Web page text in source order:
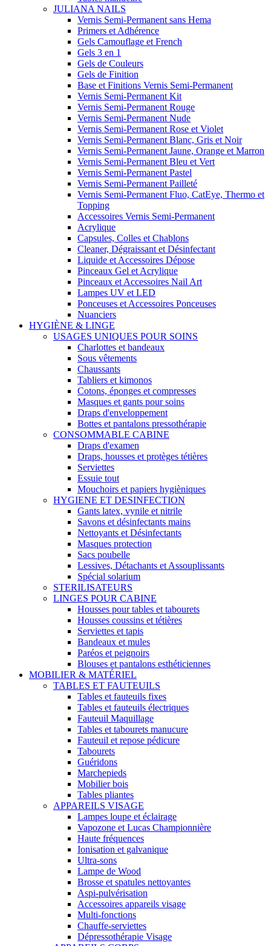
JULIANA NAILS
Vernis Semi-Permanent sans Hema
Primers et Adhérence
Gels Camouflage et French
Gels 3 en 1
Gels de Couleurs
Gels de Finition
Base et Finitions Vernis Semi-Permanent
Vernis Semi-Permanent Kit
Vernis Semi-Permanent Rouge
Vernis Semi-Permanent Nude
Vernis Semi-Permanent Rose et Violet
Vernis Semi-Permanent Blanc, Gris et Noir
Vernis Semi-Permanent Jaune, Orange et Marron
Vernis Semi-Permanent Bleu et Vert
Vernis Semi-Permanent Pastel
Vernis Semi-Permanent Pailleté
Vernis Semi-Permanent Fluo, CatEye, Thermo et
Topping
Accessoires Vernis Semi-Permanent
Acrylique
Capsules, Colles et Chablons
Cleaner, Dégraissant et Désinfectant
Liquide et Accessoires Dépose
Pinceaux Gel et Acrylique
Pinceaux et Accessoires Nail Art
Lampes UV et LED
Ponceuses et Accessoires Ponceuses
Nuanciers
HYGIÈNE & LINGE
USAGES UNIQUES POUR SOINS
Charlottes et bandeaux
Sous vêtements
Chaussants
Tabliers et kimonos
Cotons, éponges et compresses
Masques et gants pour soins
Draps d'enveloppement
Bottes et pantalons pressothérapie
CONSOMMABLE CABINE
Draps d'examen
Draps, housses et protèges tétières
Serviettes
Essuie tout
Mouchoirs et papiers hygièniques
HYGIENE ET DESINFECTION
Gants latex, vynile et nitrile
Savons et désinfectants mains
Nettoyants et Désinfectants
Masques protection
Sacs poubelle
Lessives, Détachants et Assouplissants
Spécial solarium
STERILISATEURS
LINGES POUR CABINE
Housses pour tables et tabourets
Housses coussins et tétières
Serviettes et tapis
Bandeaux et mules
Paréos et peignoirs
Blouses et pantalons esthéticiennes
MOBILIER & MATÉRIEL
TABLES ET FAUTEUILS
Tables et fauteuils fixes
Tables et fauteuils électriques
Fauteuil Maquillage
Tables et tabourets manucure
Fauteuil et repose pédicure
Tabourets
Guéridons
Marchepieds
Mobilier bois
Tables pliantes
APPAREILS VISAGE
Lampes loupe et éclairage
Vapozone et Lucas Championnière
Haute fréquences
Ionisation et galvanique
Ultra-sons
Lampe de Wood
Brosse et spatules nettoyantes
Aspi-pulvérisation
Accessoires appareils visage
Multi-fonctions
Chauffe-serviettes
Dépressothérapie Visage